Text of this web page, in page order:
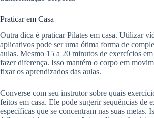
Praticar em Casa
Outra dica é praticar Pilates em casa. Utilizar
aplicativos pode ser uma ótima forma de
aulas. Mesmo 15 a 20 minutos de exercícios
fazer diferença. Isso mantém o corpo em
fixar os aprendizados das aulas.
Converse com seu instrutor sobre quais
feitos em casa. Ele pode sugerir sequências de
específicas que se concentram nas suas metas.